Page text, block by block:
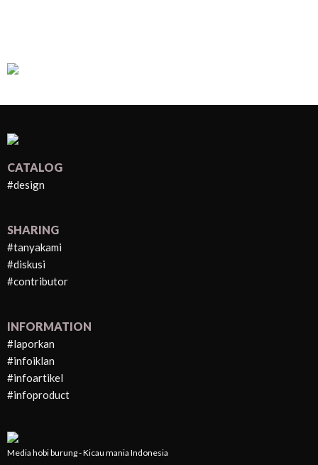
CATALOG
#design
SHARING
#tanyakami
#diskusi
#contributor
INFORMATION
#laporkan
#infoiklan
#infoartikel
#infoproduct
Media hobi burung - Kicau mania Indonesia